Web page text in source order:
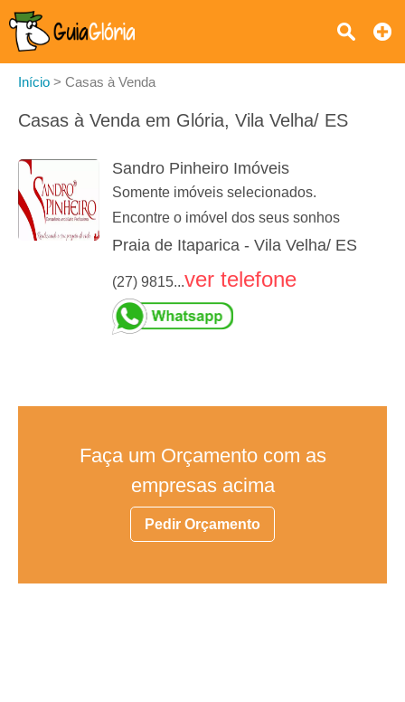
Início > Casas à Venda
Casas à Venda em Glória, Vila Velha/ ES
Sandro Pinheiro Imóveis
Somente imóveis selecionados.
Encontre o imóvel dos seus sonhos
Praia de Itaparica - Vila Velha/ ES
(27) 9815...ver telefone
Faça um Orçamento com as
empresas acima
Pedir Orçamento